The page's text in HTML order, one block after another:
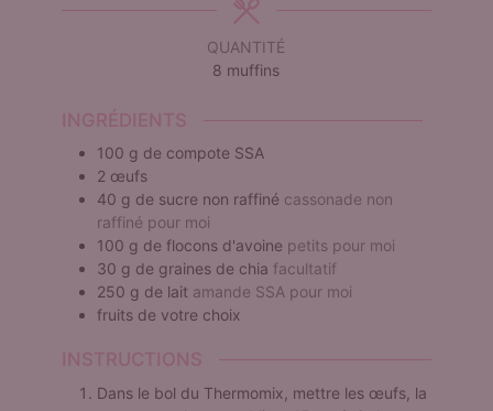
QUANTITÉ
8 muffins
INGRÉDIENTS
100 g de compote SSA
2 œufs
40 g de sucre non raffiné cassonade non
raffiné pour moi
100 g de flocons d'avoine petits pour moi
30 g de graines de chia facultatif
250 g de lait amande SSA pour moi
fruits de votre choix
INSTRUCTIONS
Dans le bol du Thermomix, mettre les œufs, la